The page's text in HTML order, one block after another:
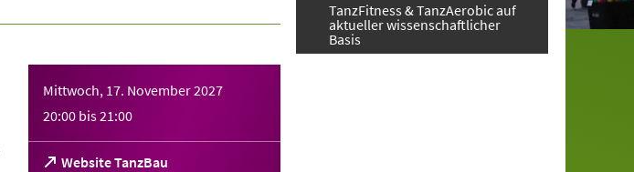
Mittwoch, 17. November 2027
20:00 bis21:00
Website TanzBau
(Öffnet
TanzFitness & TanzAerobic auf
aktueller wissenschaftlicher
Basis